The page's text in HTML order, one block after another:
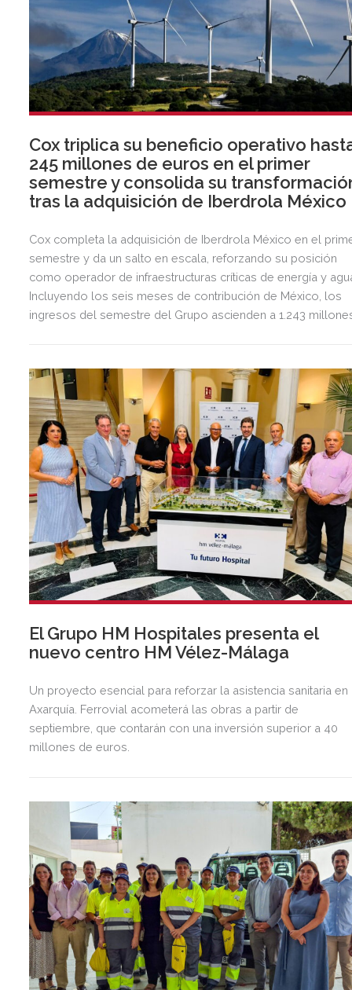
Cox triplica su beneficio operativo
245 millones de euros en el primer
semestre y consolida su
tras la adquisición de Iberdrola México
Cox completa la adquisición de Iberdrola México en el
semestre y da un salto en escala, reforzando su posición
como operador de infraestructuras críticas de energía y
Incluyendo los seis meses de contribución de México, los
ingresos del semestre del Grupo ascienden a 1.243
El Grupo HM Hospitales presenta el
nuevo centro HM Vélez-Málaga
Un proyecto esencial para reforzar la asistencia sanitaria en
Axarquía. Ferrovial acometerá las obras a partir de
septiembre, que contarán con una inversión superior a 40
millones de euros.